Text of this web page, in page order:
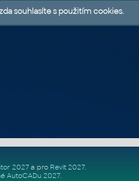
2027a pro Revit 2027.
AutoCADu 2027.
souhlasíte s použitím cookies.